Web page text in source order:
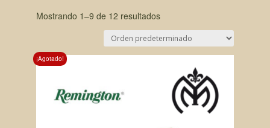
Mostrando 1–9 de 12 resultados
¡Agotado!